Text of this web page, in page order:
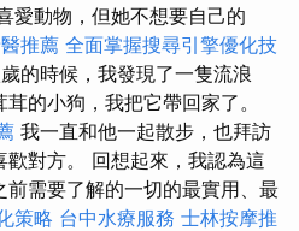
愛動物，但她不想要自己的
推薦 全面掌握搜尋引擎優化技
的時候，我發現了一隻流浪
的小狗，我把它帶回家了。
我一直和他一起散步，也拜訪
對方。 回想起來，我認為這
需要了解的一切的最實用、最
策略 台中水療服務 士林按摩推